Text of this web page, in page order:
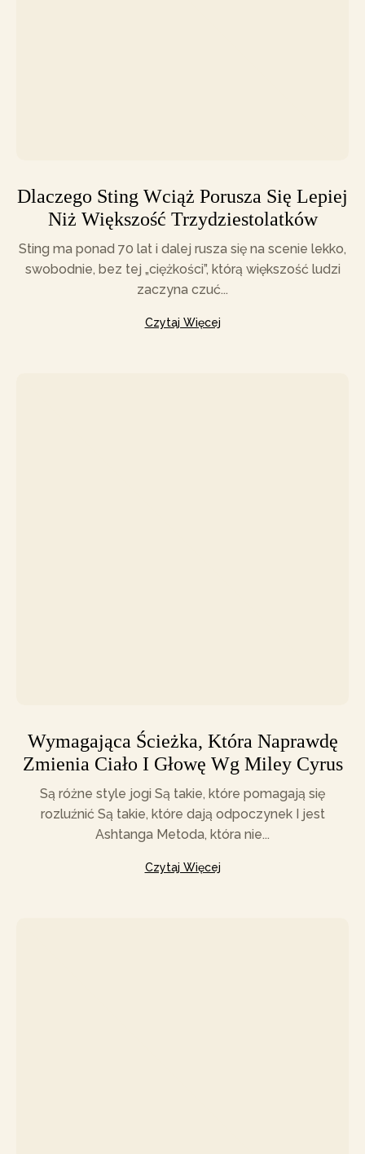
Dlaczego Sting Wciąż Porusza Się Lepiej
Niż Większość Trzydziestolatków
Sting ma ponad 70 lat i dalej rusza się na scenie lekko,
swobodnie, bez tej „ciężkości”, którą większość ludzi
zaczyna czuć...
Czytaj Więcej
Wymagająca Ścieżka, Która Naprawdę
Zmienia Ciało I Głowę Wg Miley Cyrus
Są różne style jogi Są takie, które pomagają się
rozluźnić Są takie, które dają odpoczynek I jest
Ashtanga Metoda, która nie...
Czytaj Więcej